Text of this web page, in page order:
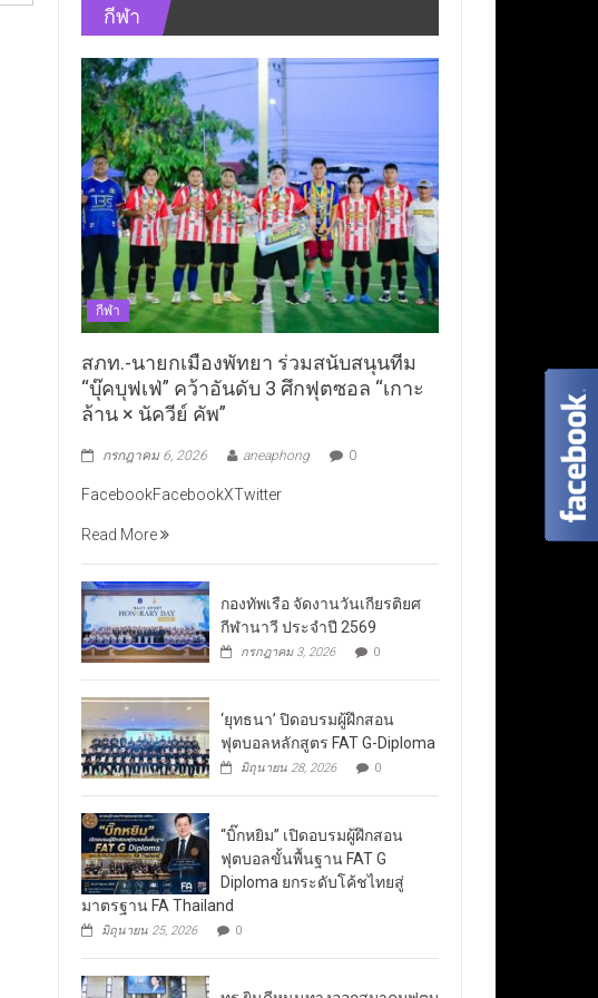
กีฬา
กีฬา
สภท.-นายกเมืองพัทยา ร่วมสนับสนุนทีม
“บุ๊คบุฟเฟ่” คว้าอันดับ 3 ศึกฟุตซอล “เกาะ
ล้าน × นัควีย์ คัพ”
กรกฎาคม 6, 2026 aneaphong 0
FacebookFacebookXTwitter
Read More
กองทัพเรือ จัดงานวันเกียรติยศ
กีฬานาวี ประจำปี 2569
กรกฎาคม 3, 2026 0
‘ยุทธนา’ ปิดอบรมผู้ฝึกสอน
ฟุตบอลหลักสูตร FAT G-Diploma
มิถุนายน 28, 2026 0
“บิ๊กหยิม” เปิดอบรมผู้ฝึกสอน
ฟุตบอลขั้นพื้นฐาน FAT G
Diploma ยกระดับโค้ชไทยสู่
มาตรฐาน FA Thailand
มิถุนายน 25, 2026 0